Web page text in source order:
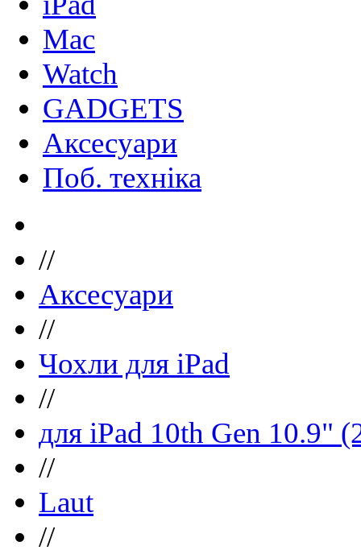
Mac
Watch
GADGETS
Аксесуари
Поб. техніка
//
Аксесуари
//
Чохли для iPad
//
для iPad 10th Gen 10.9"
//
Laut
//